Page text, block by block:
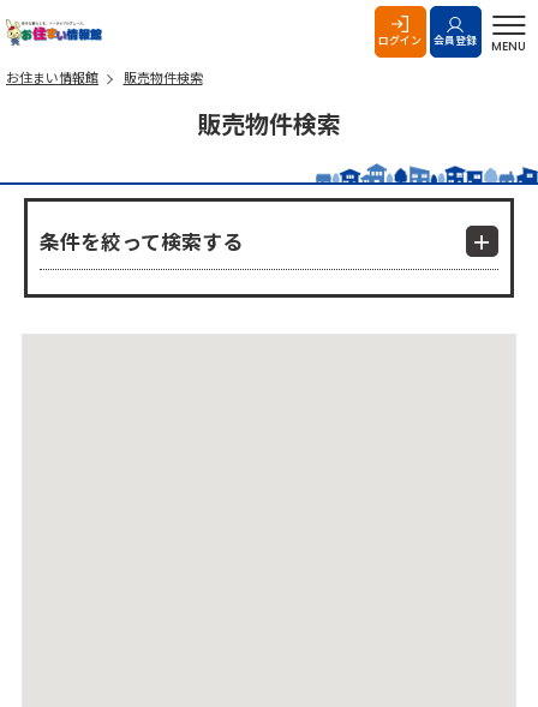
ログイン 会員登録 MENU
お住まい情報館 販売物件検索
販売物件検索
条件を絞って検索する